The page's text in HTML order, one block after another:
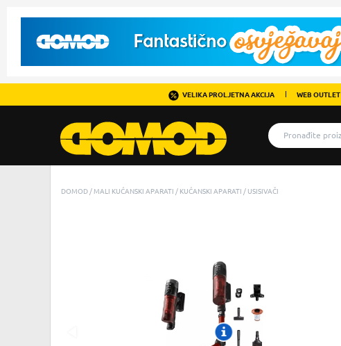
VELIKA PROLJETNA AKCIJA WEB OUTLET
DOMOD MALI KUĆANSKI APARATI KUĆANSKI APARATI USISIVAČI